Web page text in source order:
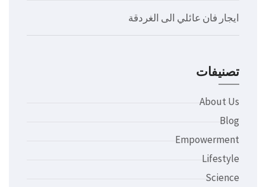
ايجار فان عائلي الى الغردقة
تصنيفات
About Us
Blog
Empowerment
Lifestyle
Science